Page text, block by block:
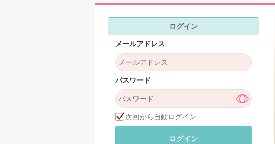
ログイン
メールアドレス
パスワード
次回から自動ログイン
ログイン